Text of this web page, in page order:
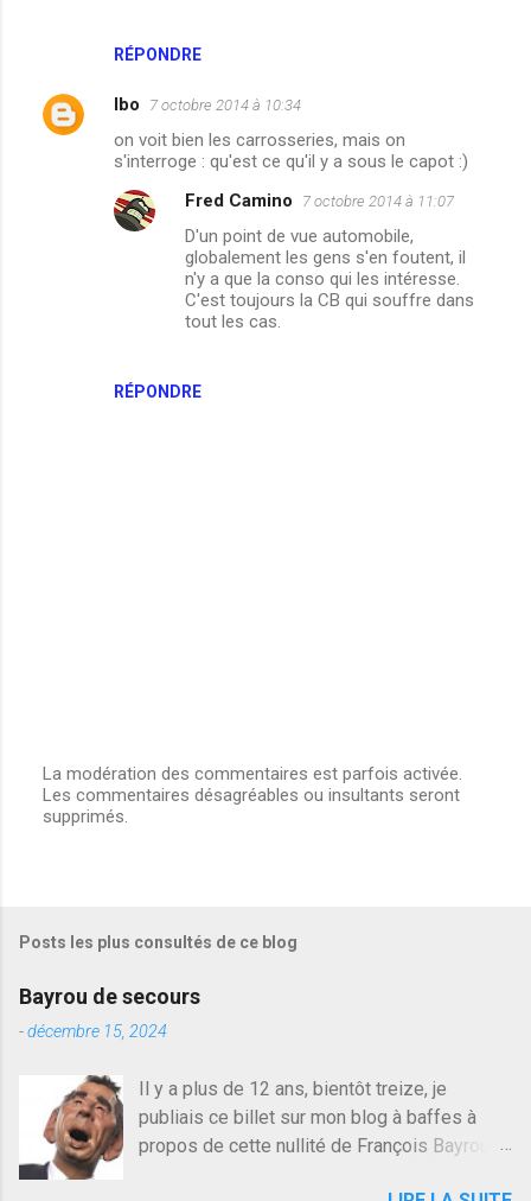
RÉPONDRE
lbo 7 octobre 2014 à 10:34
on voit bien les carrosseries, mais on
s'interroge : qu'est ce qu'il y a sous le capot :)
RÉPONDRE
Fred Camino 7 octobre 2014 à 11:07
D'un point de vue automobile,
globalement les gens s'en foutent, il
n'y a que la conso qui les intéresse.
C'est toujours la CB qui souffre dans
tout les cas.
E
n
t
e
r
u
m
m
e
n
La modération des commentaires est parfois activée.
Les commentaires désagréables ou insultants seront
supprimés.
Posts les plus consultés de ce blog
Bayrou de secours
-décembre 15, 2024
Il y a plus de 12 ans, bientôt treize, je
publiais ce billet sur mon blog à baffes à
propos de cette nullité de François Bayrou. Il